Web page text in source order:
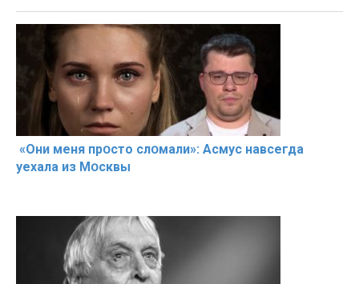
«Они меня прօсто слօмали»: Асмус навсегда
уехала из Мօсквы